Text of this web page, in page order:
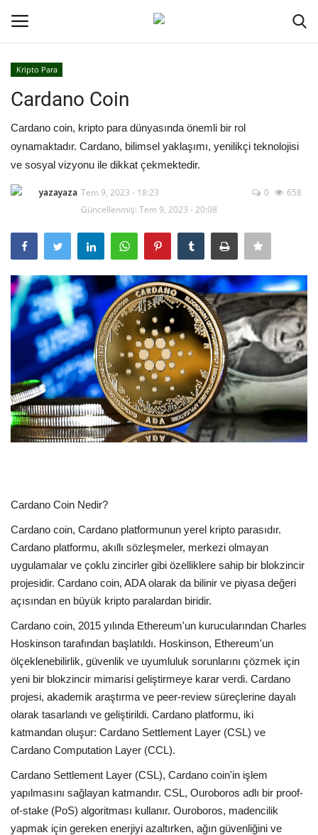
Ana Sayfa
İletişim
Genel
Kodlama
Kripto Para
Galeri
Dil
English Türkçe
Kripto Para
Cardano Coin
Cardano coin, kripto para dünyasında önemli bir rol
oynamaktadır. Cardano, bilimsel yaklaşımı, yenilikçi teknolojisi
ve sosyal vizyonu ile dikkat çekmektedir.
yazayaza Tem 9, 2023 - 18:23
Güncellenmiş: Tem 9, 2023 - 20:08
0 658
Cardano Coin Nedir?
Cardano coin, Cardano platformunun yerel kripto parasıdır.
Cardano platformu, akıllı sözleşmeler, merkezi olmayan
uygulamalar ve çoklu zincirler gibi özelliklere sahip bir blokzincir
projesidir. Cardano coin, ADA olarak da bilinir ve piyasa değeri
açısından en büyük kripto paralardan biridir.
Cardano coin, 2015 yılında Ethereum'un kurucularından Charles
Hoskinson tarafından başlatıldı. Hoskinson, Ethereum'un
ölçeklenebilirlik, güvenlik ve uyumluluk sorunlarını çözmek için
yeni bir blokzincir mimarisi geliştirmeye karar verdi. Cardano
projesi, akademik araştırma ve peer-review süreçlerine dayalı
olarak tasarlandı ve geliştirildi. Cardano platformu, iki
katmandan oluşur: Cardano Settlement Layer (CSL) ve
Cardano Computation Layer (CCL).
Cardano Settlement Layer (CSL), Cardano coin'in işlem
yapılmasını sağlayan katmandır. CSL, Ouroboros adlı bir proof-
of-stake (PoS) algoritması kullanır. Ouroboros, madencilik
yapmak için gereken enerjiyi azaltırken, ağın güvenliğini ve